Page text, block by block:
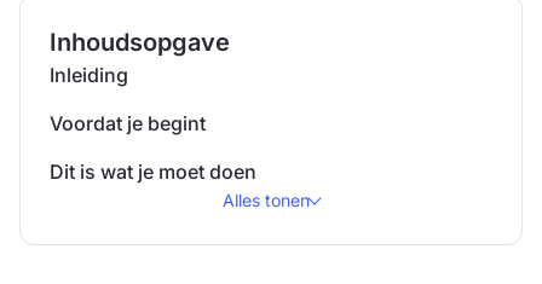
Inhoudsopgave
Inleiding
Voordat je begint
Dit is wat je moet doen
Alles tonen